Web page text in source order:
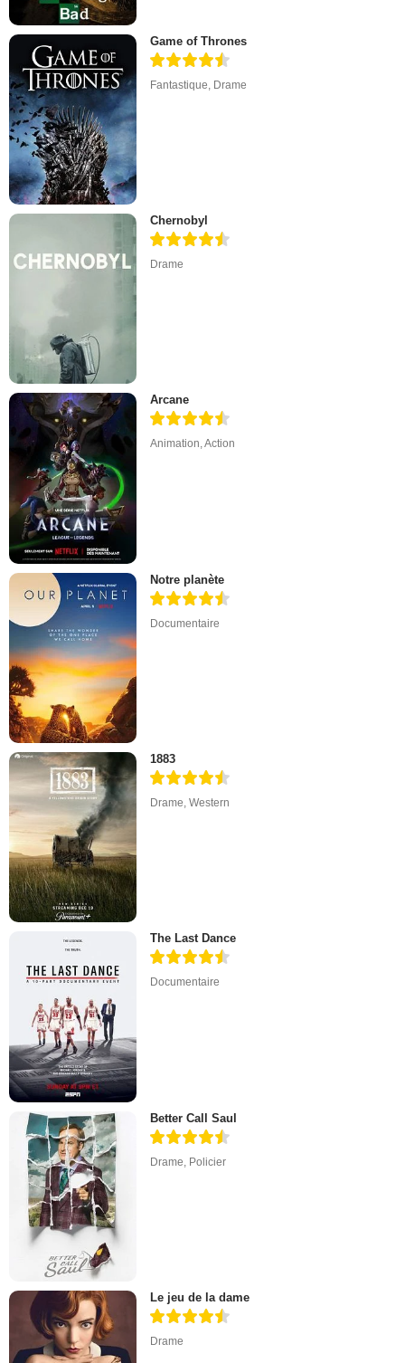
Game of Thrones
Fantastique Drame
Chernobyl
Drame
Arcane
Animation,Action
Notre planète
Documentaire
1883
Drame,Western
The Last Dance
Documentaire
Better Call Saul
Drame Policier
Le jeu de la dame
Drame